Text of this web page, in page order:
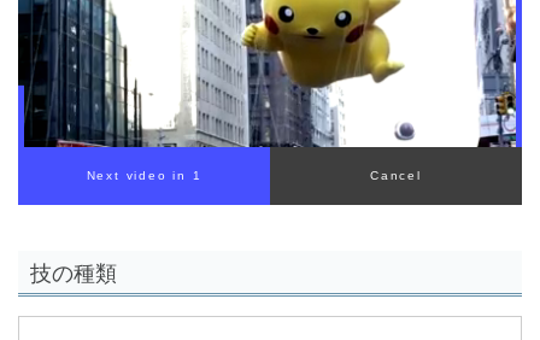
00:00 /01:00
技の種類